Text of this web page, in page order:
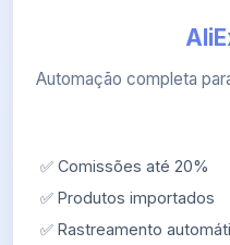
Automação completa
✅ Comissões até 20%
✅ Produtos importados
✅ Rastreamento